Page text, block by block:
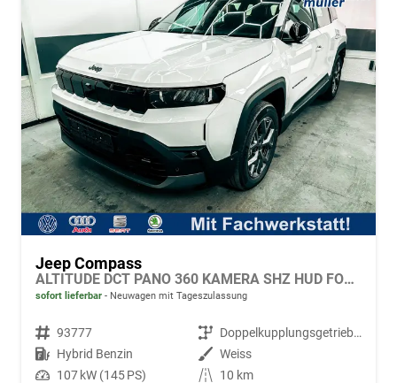
Jeep Compass
ALTITUDE DCT PANO 360 KAMERA SHZ HUD FOCAL BSD EL.HECKKLAPPE ACC
sofort lieferbar Neuwagen mit Tageszulassung
Fahrzeugnr. 93777 Getriebe
Doppelkupplungsgetriebe (DSG)
Kraftstoff Hybrid Benzin Außenfarbe Weiss
Leistung 107 kW (145 PS) Kilometerstand
10 km